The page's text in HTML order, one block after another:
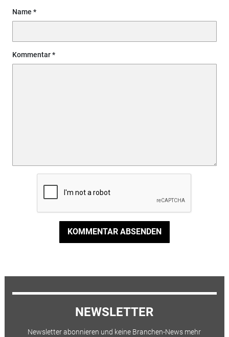
Name
Kommentar
KOMMENTAR ABSENDEN
NEWSLETTER
Newsletter abonnieren und keine Branchen-News mehr